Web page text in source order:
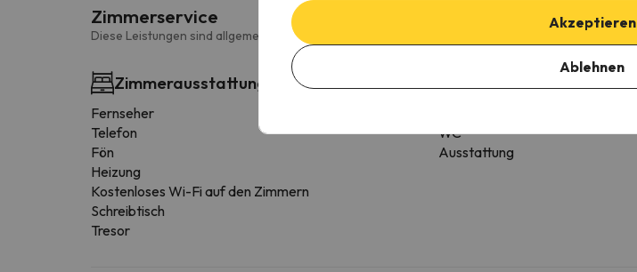
Zimmerservice
Diese Leistungen sind allgemein und können je nach Zimmertyp variieren.
Zimmerausstattung
Fernseher
Telefon
Fön
Heizung
Kostenloses Wi-Fi auf den Zimmern
Schreibtisch
Tresor
Badezimmer
WC
Ausstattung
Akzeptieren
Ablehnen